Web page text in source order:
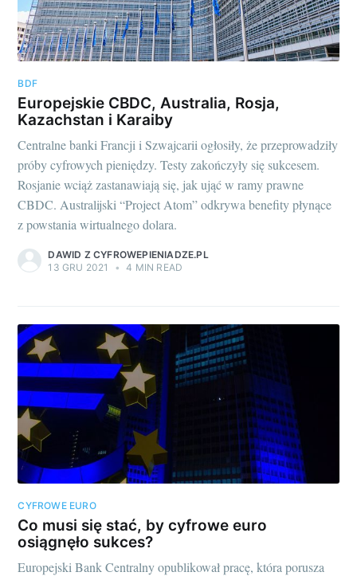
BDF
Europejskie CBDC, Australia, Rosja,
Kazachstan i Karaiby
Centralne banki Francji i Szwajcarii ogłosiły, że przeprowadziły
próby cyfrowych pieniędzy. Testy zakończyły się sukcesem.
Rosjanie wciąż zastanawiają się, jak ująć w ramy prawne
CBDC. Australijski “Project Atom” odkrywa benefity płynące
z powstania wirtualnego dolara.
DAWID Z CYFROWEPIENIADZE.PL
13 GRU 2021
• 4 MIN READ
CYFROWE EURO
Co musi się stać, by cyfrowe euro
osiągnęło sukces?
Europejski Bank Centralny opublikował pracę, która porusza